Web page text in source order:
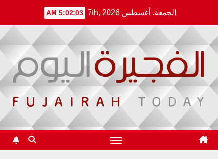
content
الجمعة. أغسطس 7th, 2026 5:02:04 AM